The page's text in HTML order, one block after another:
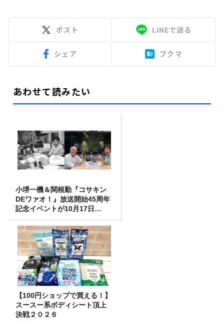
ポスト LINEで送る
シェア ブクマ
あわせて読みたい
小堺一機＆関根勤『コサキン
DEワァオ！』放送開始45周年
記念イベントが10月17日
（土）に開催決定！本日より
FC先行受付スタート！
【100円ショップで買える！】
スースー系ボディシート頂上
決戦２０２６